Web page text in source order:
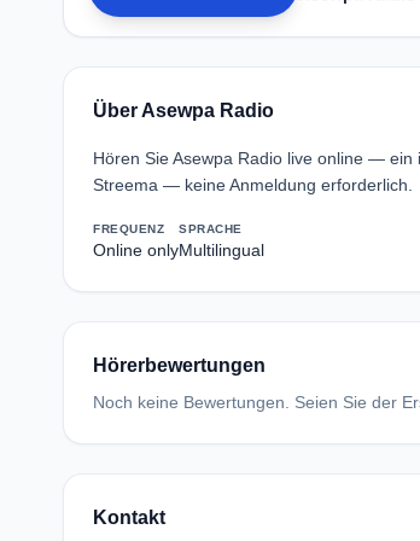
Über Asewpa Radio
Hören Sie Asewpa Radio live online — ein
Streema — keine Anmeldung erforderlich.
FREQUENZ
Online only
SPRACHE
Multilingual
Hörerbewertungen
Noch keine Bewertungen. Seien Sie der
Kontakt